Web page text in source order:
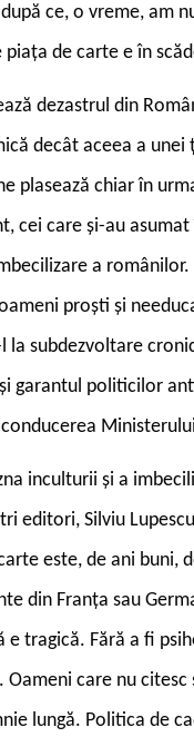
ce, o vreme, am
de carte e în
dezastrul din
decât aceea a
plasează chiar în
cei care și-au
a
proști și
subdezvoltare
garantul politicilor
inculturii și a
editori, Silviu
este, de ani buni,
din Franța sau
e tragică. Fără a fi
care nu
lungă. Politica de